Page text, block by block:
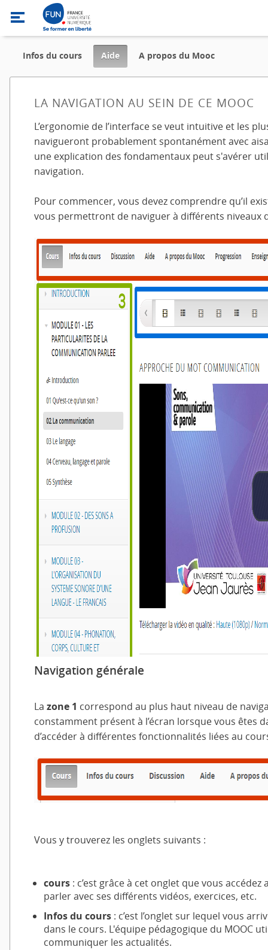
Infos du cours Aide,
current
location
A propos du Mooc
LA NAVIGATION AU SEIN DE CE MOOC
L’ergonomie de l’interface se veut intuitive et les
navigueront probablement spontanément avec
une explication des fondamentaux peut s'avérer
navigation.
Pour commencer, vous devez comprendre qu’il
vous permettront de naviguer à différents niveaux
Navigation générale
La zone 1 correspond au plus haut niveau de
constamment présent à l’écran lorsque vous êtes
d’accéder à différentes fonctionnalités liées au
Vous y trouverez les onglets suivants :
cours: c’est grâce à cet onglet que vous
parler avec ses différents vidéos, exercices, etc.
Infos du cours: c’est l’onglet sur lequel vous
dans le cours. L'équipe pédagogique du MOOC
communiquer les actualités.